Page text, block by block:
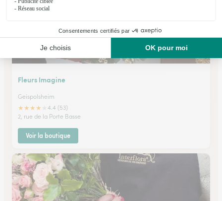
Fleurs Imagine
Geispolsheim
★★★★
4.4 (53)
2, rue de la Porte Basse
Voir la boutique